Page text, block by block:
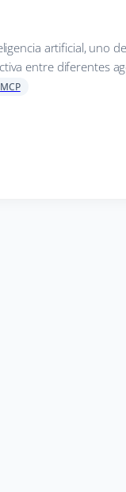
artificial, uno
entre diferentes
MCP